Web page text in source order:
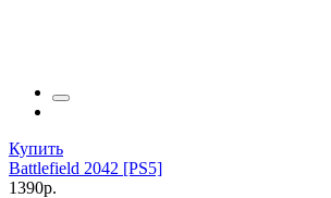
Купить
Battlefield 2042 [PS5]
1390р.